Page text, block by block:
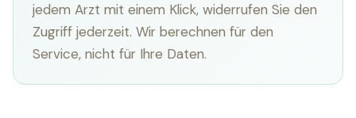
jedem Arzt mit einem Klick, widerrufen Sie den
Zugriff jederzeit. Wir berechnen für den
Service, nicht für Ihre Daten.